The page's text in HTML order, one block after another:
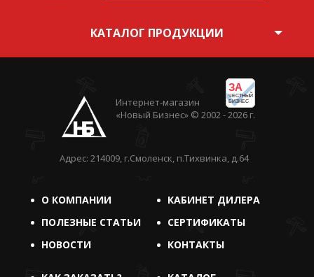
КАТАЛОГ ПРОДУКЦИИ
ЗА
ЧЕСТНЫЙ
БИЗНЕС
Интернет-магазин
«Новый Бизнес» © 2002 - 2026 г.
Адрес: 214009, г.Смоленск, п.Тихвинка, д.64
О КОМПАНИИ
КАБИНЕТ ДИЛЕРА
ПОЛЕЗНЫЕ СТАТЬИ
СЕРТИФИКАТЫ
НОВОСТИ
КОНТАКТЫ